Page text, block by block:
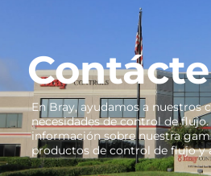
En Bray, ayudamos a nuestros
necesidades de control de
información sobre nuestra
productos de control de flujo y